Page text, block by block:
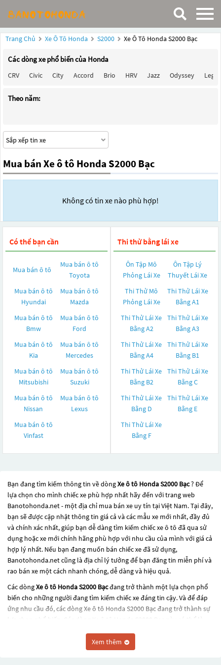
Trang Chủ Xe Ô Tô Honda S2000 Xe Ô Tô Honda S2000 Bạc
Các dòng xe phổ biến của Honda
CRV Civic City Accord Brio HRV Jazz Odyssey
Theo năm:
Mua bán Xe ô tô Honda S2000 Bạc
Không có tin xe nào phù hợp!
Có thể bạn cần
Mua bán ô tô
Mua bán ô tô
Toyota
Mua bán ô tô
Hyundai
Mua bán ô tô
Mazda
Mua bán ô tô
Bmw
Mua bán ô tô
Ford
Mua bán ô tô
Kia
Mua bán ô tô
Mercedes
Mua bán ô tô
Mitsubishi
Mua bán ô tô
Suzuki
Mua bán ô tô
Nissan
Mua bán ô tô
Lexus
Mua bán ô tô
Vinfast
Thi thử bằng lái xe
Ôn Tập Mô
Phỏng Lái Xe
Ôn Tập Lý
Thuyết Lái Xe
Thi Thử Mô
Phỏng Lái Xe
Thi Thử Lái Xe
Bằng A1
Thi Thử Lái Xe
Bằng A2
Thi Thử Lái Xe
Bằng A3
Thi Thử Lái Xe
Bằng A4
Thi Thử Lái Xe
Bằng B1
Thi Thử Lái Xe
Bằng B2
Thi Thử Lái Xe
Bằng C
Thi Thử Lái Xe
Bằng D
Thi Thử Lái Xe
Bằng E
Thi Thử Lái Xe
Bằng F
Bạn đang tìm kiếm thông tin về dòngXe ô tô Honda S2000 Bạc? Để
lựa chọn cho mình chiếc xe phù hợp nhất hãy đến với trang web
Banotohonda.net - một địa chỉ mua bán xe uy tín tại Việt Nam. Tại đây,
bạn sẽ được cập nhật thông tin giá cả và các mẫu xe mới nhất, đầy đủ
và chính xác nhất, giúp bạn dễ dàng tìm kiếm chiếc xe ô tô đã qua sử
dụng hoặc xe mới chính hãng phù hợp với nhu cầu của mình với giá cả
hợp lý nhất. Nếu bạn đang muốn bán chiếc xe đã sử dụng,
Banotohonda.net cũng là địa chỉ lý tưởng để bạn đăng tin miễn phí và
rao bán xe một cách nhanh chóng, dễ dàng và hiệu quả.
Các dòngXe ô tô Honda S2000 Bạcđang trở thành một lựa chọn phổ
biến cho những người đang tìm kiếm chiếc xe đáng tin cậy. Và để đáp
ứng nhu cầu đó, các dòngXe ô tô Honda S2000 Bạcđang trở thành sự
lựa chọn phổ biến. Các dòng
này có thể là
thiết kế hiện đại và công nghệ tiên tiến. Các dòng
này đều được kiểm tra và bảo dưỡng kỹ lưỡng để đảm bảo chất
Xem thêm